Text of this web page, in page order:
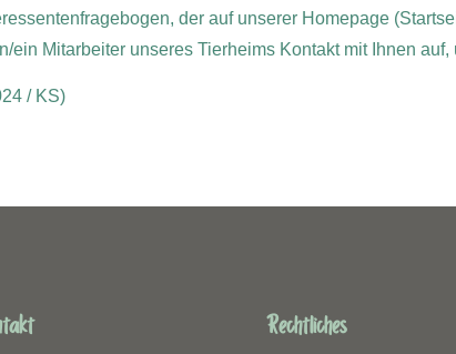
der auf unserer Homepage
ein Mitarbeiter unseres Tierheims Kontakt mit Ihnen
/ KS)
Rechtliches